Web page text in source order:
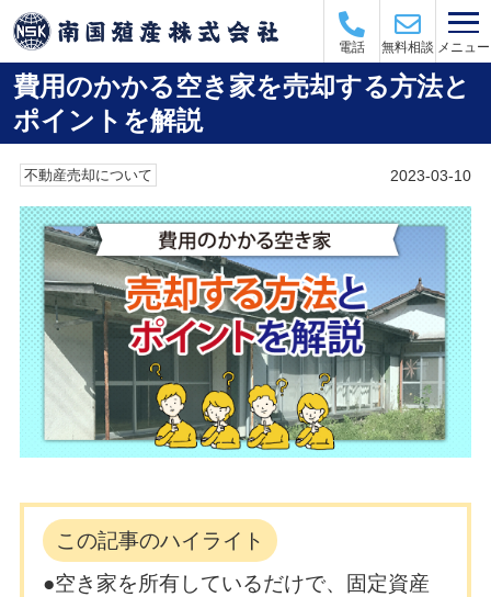
電話 無料相談 メニュー
費用のかかる空き家を売却する方法と
ポイントを解説
不動産売却について 2023-03-10
この記事のハイライト
●空き家を所有しているだけで、固定資産